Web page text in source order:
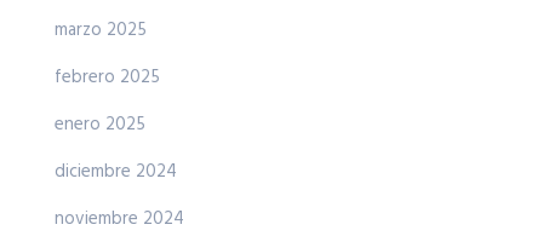
marzo 2025
febrero 2025
enero 2025
diciembre 2024
noviembre 2024